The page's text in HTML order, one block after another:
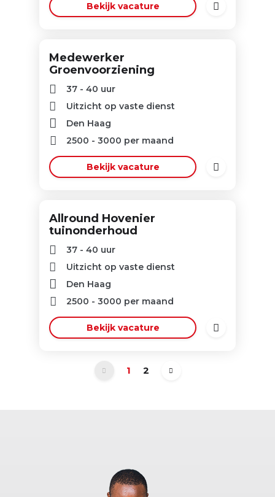
Bekijk vacature
Medewerker
Groenvoorziening
37 - 40 uur
Uitzicht op vaste dienst
Den Haag
2500 - 3000 per maand
Bekijk vacature
Allround Hovenier
tuinonderhoud
37 - 40 uur
Uitzicht op vaste dienst
Den Haag
2500 - 3000 per maand
Bekijk vacature
1 2